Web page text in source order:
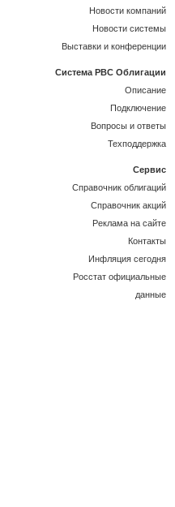
Новости компаний
Новости системы
Выставки и конференции
Система РВС Облигации
Описание
Подключение
Вопросы и ответы
Техподдержка
Сервис
Справочник облигаций
Справочник акций
Реклама на сайте
Контакты
Инфляция сегодня
Росстат официальные
данные